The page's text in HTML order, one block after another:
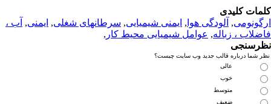
کلیدی
, آلودگی هوا, ایمنی شیمیایی, سرطانهای شغلی, ایمنی, آب ،
، زباله,عوامل شیمیایی محیط کار,
شما درباره قالب جدید وب سایت چیست؟
عالی
خوب
متوسط
ضعیف